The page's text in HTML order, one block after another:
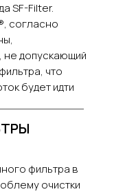
SF-Filter.
согласно
не допускающий
что
будет идти
фильтра в
очистки